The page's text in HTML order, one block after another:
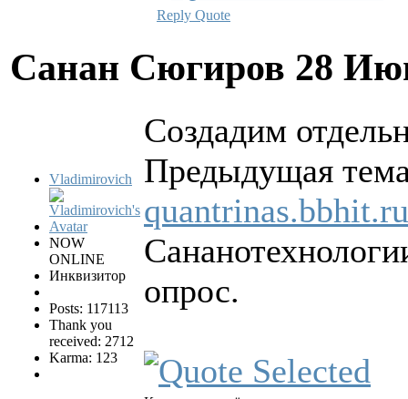
Reply Quote
Санан Сюгиров 28
Vladimirovich
NOW
ONLINE
Инквизитор
Posts: 117113
Thank you
received: 2712
Karma: 123
Создадим
Предыдущая
опрос.